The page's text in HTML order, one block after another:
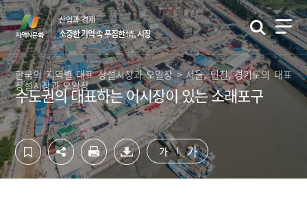
컨
텐
츠
영
역
바
로
가
기
하
단
영
역
바
로
가
기
산업과 경제
소중한 기억 속 푸짐한 情, 시장
한국의 지역별 대표 상설시장과 오일장 > 서울, 인천, 경기도의 대표
상설시장과 오일장
수도권의 대표하는 어시장이 있는 소래포구
가 가